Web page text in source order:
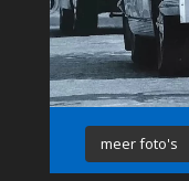
meer foto's